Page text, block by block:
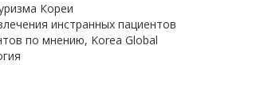
Кореи
инстранных пациентов
по мнению, Korea Global